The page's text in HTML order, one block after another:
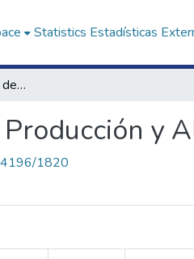
Statistics Estadísticas
Subdirección de Calidad de la Producción y Almacenamiento
y
1820